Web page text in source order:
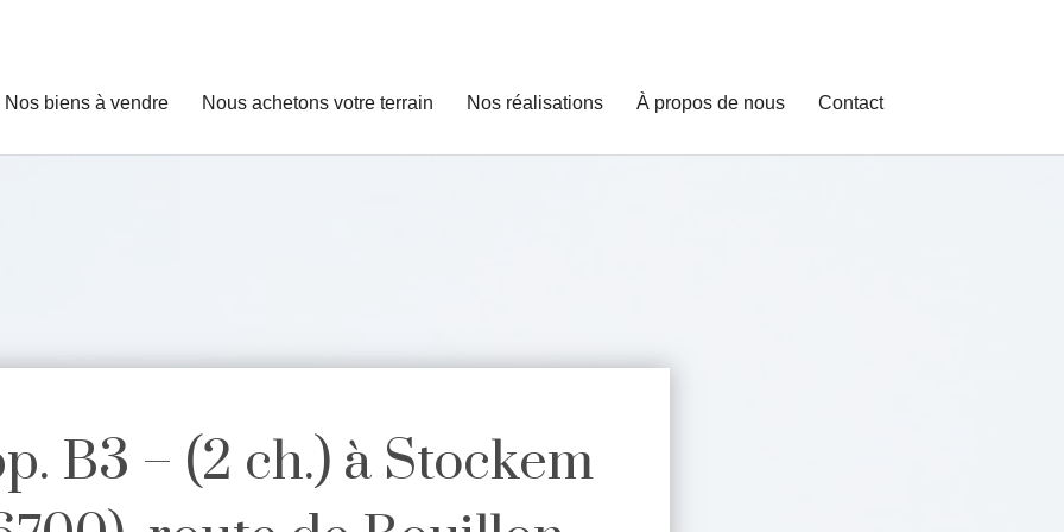
Nos biens à vendre Nous achetons votre terrain Nos réalisations À propos de nous Contact
B3 – (2 ch.) à Stockem